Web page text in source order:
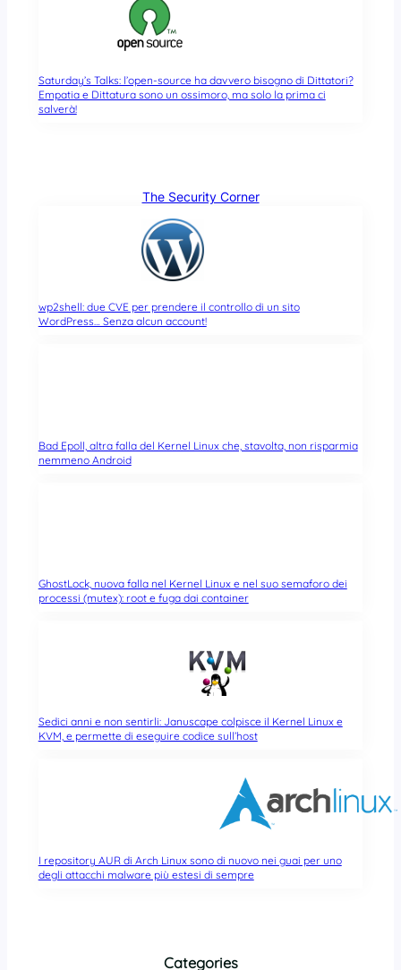
Saturday’s Talks: l’open-source ha davvero bisogno di Dittatori?
Empatia e Dittatura sono un ossimoro, ma solo la prima ci
salverà!
The Security Corner
wp2shell: due CVE per prendere il controllo di un sito
WordPress… Senza alcun account!
Bad Epoll, altra falla del Kernel Linux che, stavolta, non risparmia
nemmeno Android
GhostLock, nuova falla nel Kernel Linux e nel suo semaforo dei
processi (mutex): root e fuga dai container
Sedici anni e non sentirli: Januscape colpisce il Kernel Linux e
KVM, e permette di eseguire codice sull’host
I repository AUR di Arch Linux sono di nuovo nei guai per uno
degli attacchi malware più estesi di sempre
Categories